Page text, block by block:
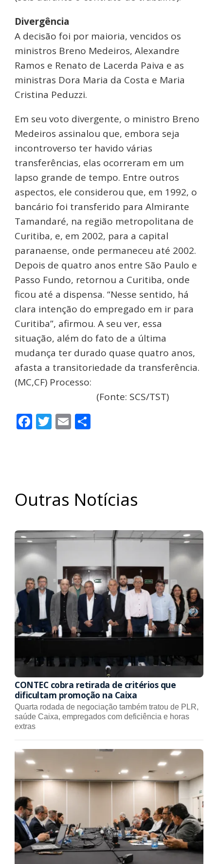
Divergência
A decisão foi por maioria, vencidos os
ministros Breno Medeiros, Alexandre
Ramos e Renato de Lacerda Paiva e as
ministras Dora Maria da Costa e Maria
Cristina Peduzzi.
Em seu voto divergente, o ministro Breno
Medeiros assinalou que, embora seja
incontroverso ter havido várias
transferências, elas ocorreram em um
lapso grande de tempo. Entre outros
aspectos, ele considerou que, em 1992, o
bancário foi transferido para Almirante
Tamandaré, na região metropolitana de
Curitiba, e, em 2002, para a capital
paranaense, onde permaneceu até 2002.
Depois de quatro anos entre São Paulo e
Passo Fundo, retornou a Curitiba, onde
ficou até a dispensa. “Nesse sentido, há
clara intenção do empregado em ir para
Curitiba”, afirmou. A seu ver, essa
situação, além do fato de a última
mudança ter durado quase quatro anos,
afasta a transitoriedade da transferência.
(MC,CF) Processo:
(Fonte: SCS/TST)
Facebook
Twitter
Email
Outras Notícias
CONTEC cobra retirada de critérios que
dificultam promoção na Caixa
Quarta rodada de negociação também tratou de PLR,
saúde Caixa, empregados com deficiência e horas
extras